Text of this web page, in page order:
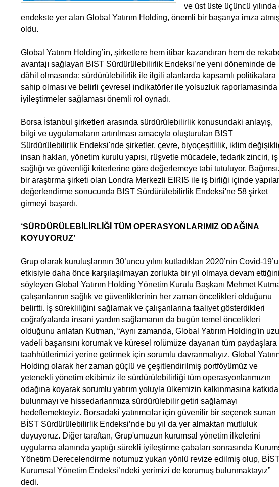
ve üst üste üçüncü yılında
endekste yer alan Global Yatırım Holding, önemli bir başarıya imza
oldu.
Global Yatırım Holding’in, şirketlere hem itibar kazandıran hem de
avantajı sağlayan BIST Sürdürülebilirlik Endeksi’ne yeni döneminde de
dâhil olmasında; sürdürülebilirlik ile ilgili alanlarda kapsamlı politikalara
sahip olması ve belirli çevresel indikatörler ile yolsuzluk raporlamasında
iyileştirmeler sağlaması önemli rol oynadı.
Borsa İstanbul şirketleri arasında sürdürülebilirlik konusundaki anlayış,
bilgi ve uygulamaların artırılması amacıyla oluşturulan BIST
Sürdürülebilirlik Endeksi'nde şirketler, çevre, biyoçeşitlilik, iklim
insan hakları, yönetim kurulu yapısı, rüşvetle mücadele, tedarik zinciri, iş
sağlığı ve güvenliği kriterlerine göre değerlemeye tabi tutuluyor.
bir araştırma şirketi olan Londra Merkezli EIRIS ile iş birliği içinde
değerlendirme sonucunda BIST Sürdürülebilirlik Endeksi'ne 58 şirket
girmeyi başardı.
‘SÜRDÜRÜLEBİLİRLİĞİ TÜM OPERASYONLARIMIZ ODAĞINA
KOYUYORUZ’
Grup olarak kuruluşlarının 30’uncu yılını kutladıkları 2020’nin Covid-
etkisiyle daha önce karşılaşılmayan zorlukta bir yıl olmaya devam ettiğini
söyleyen Global Yatırım Holding Yönetim Kurulu Başkanı Mehmet
çalışanlarının sağlık ve güvenliklerinin her zaman öncelikleri olduğunu
belirtti. İş sürekliliğini sağlamak ve çalışanlarına faaliyet gösterdikleri
coğrafyalarda insani yardım sağlamanın da bugün temel öncelikleri
olduğunu anlatan Kutman, “Aynı zamanda, Global Yatırım Holding'in
vadeli başarısını korumak ve küresel rolümüze dayanan tüm paydaşlara
taahhütlerimizi yerine getirmek için sorumlu davranmalıyız. Global
Holding olarak her zaman güçlü ve çeşitlendirilmiş portföyümüz ve
yetenekli yönetim ekibimiz ile sürdürülebilirliği tüm operasyonlarımızın
odağına koyarak sorumlu yatırım yoluyla ülkemizin kalkınmasına katkıda
bulunmayı ve hissedarlarımıza sürdürülebilir getiri sağlamayı
hedeflemekteyiz. Borsadaki yatırımcılar için güvenilir bir seçenek sunan
BİST Sürdürülebilirlik Endeksi’nde bu yıl da yer almaktan mutluluk
duyuyoruz. Diğer taraftan, Grup'umuzun kurumsal yönetim ilkelerini
uygulama alanında yaptığı sürekli iyileştirme çabaları sonrasında
Yönetim Derecelendirme notumuz yukarı yönlü revize edilmiş olup,
Kurumsal Yönetim Endeksi’ndeki yerimizi de korumuş bulunmaktayız”
dedi.